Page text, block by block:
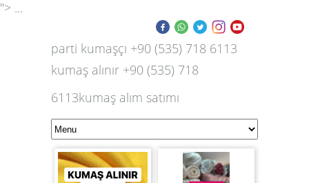
"> ...
parti kumaşçı +90 (535) 718 6113
kumaş alınır +90 (535) 718
6113kumaş alım satımı